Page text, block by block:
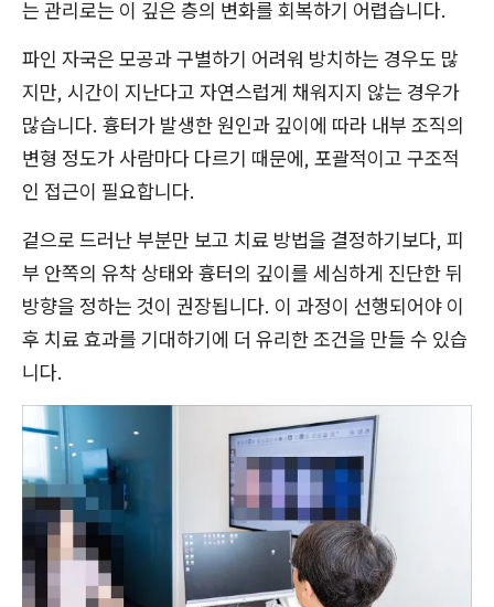
는 관리로는 이 깊은 층의 변화를 회복하기 어렵습니다.
파인 자국은 모공과 구별하기 어려워 방치하는 경우도 많
지만, 시간이 지난다고 자연스럽게 채워지지 않는 경우가
많습니다. 흉터가 발생한 원인과 깊이에 따라 내부 조직의
변형 정도가 사람마다 다르기 때문에, 포괄적이고 구조적
인 접근이 필요합니다.
겉으로 드러난 부분만 보고 치료 방법을 결정하기보다, 피
부 안쪽의 유착 상태와 흉터의 깊이를 세심하게 진단한 뒤
방향을 정하는 것이 권장됩니다. 이 과정이 선행되어야 이
후 치료 효과를 기대하기에 더 유리한 조건을 만들 수 있습
니다.